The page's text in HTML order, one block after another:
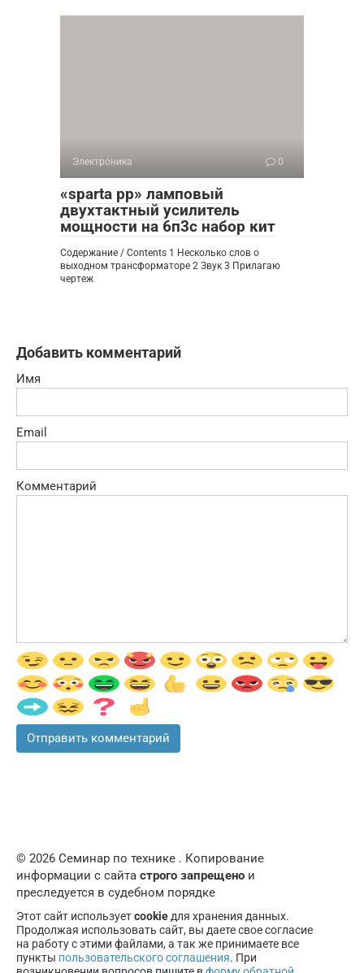
Электроника 0
«sparta pp» ламповый
двухтактный усилитель
мощности на 6п3с набор кит
Содержание / Contents 1 Несколько слов о
выходном трансформаторе 2 Звук 3 Прилагаю
чертеж
Добавить комментарий
Имя
Email
Комментарий
© 2026 Семинар по технике . Копирование
информации с сайта строго запрещено и
преследуется в судебном порядке
Этот сайт используетcookie для хранения данных.
Продолжая использовать сайт, вы даете свое согласие
на работу с этими файлами, а так же принимаете все
пункты пользовательского соглашения. При